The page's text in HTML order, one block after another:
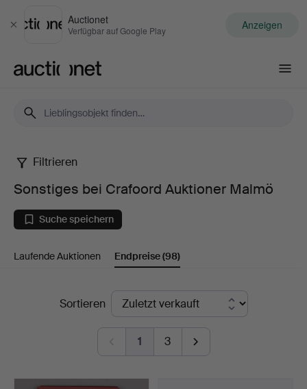
Schließen
Auctionet
Verfügbar auf Google Play Anzeigen
Sonstiges
bei
Crafoord
Auktioner
Malmö
Filtrieren
Sonstiges bei Crafoord Auktioner Malmö
Suche speichern
Laufende Auktionen Endpreise(98)
EndpreiseSortieren
1 3